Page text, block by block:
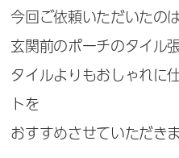
今回ご依頼いただいたの
玄関前のポーチのタイル
タイルよりもおしゃれに
トを
おすすめさせていただき